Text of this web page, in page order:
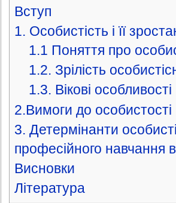
Вступ
1. Особистість і її
1.1 Поняття про
1.2. Зрілість
1.3. Вікові
2.Вимоги до особистості
3. Детермінанти
професійного навчання
Висновки
Література